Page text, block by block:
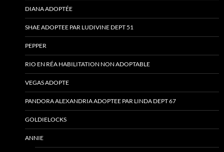
DIANA ADOPTÉE
SHAE ADOPTEE PAR LUDIVINE DEPT 51
PEPPER
RIO EN RÉA HABILITATION NON ADOPTABLE
VEGAS ADOPTE
PANDORA ALEXANDRIA ADOPTEE PAR LINDA DEPT 67
GOLDIELOCKS
ANNIE